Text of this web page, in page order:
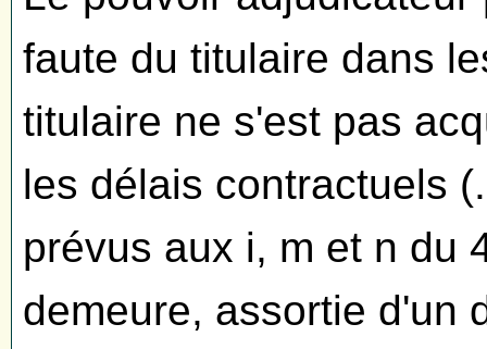
faute du titulaire dans
titulaire ne s'est pas
les délais contractuels
prévus aux i, m et n du
demeure, assortie d'un